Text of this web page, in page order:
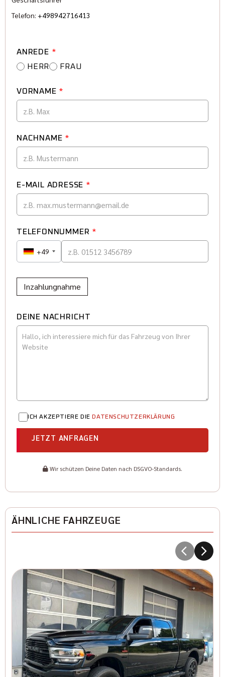
Telefon: +498942716413
ANREDE *
HERR
FRAU
VORNAME *
NACHNAME *
E-MAIL ADRESSE *
TELEFONNUMMER *
+49
Inzahlungnahme
DEINE NACHRICHT
ICH AKZEPTIERE DIE DATENSCHUTZERKLÄRUNG
JETZT ANFRAGEN
Wir schützen Deine Daten nach DSGVO-Standards.
ÄHNLICHE FAHRZEUGE